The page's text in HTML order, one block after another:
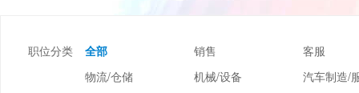
职位分类 全部 销售
客服
物流/仓储
机械/设备
汽车制造/